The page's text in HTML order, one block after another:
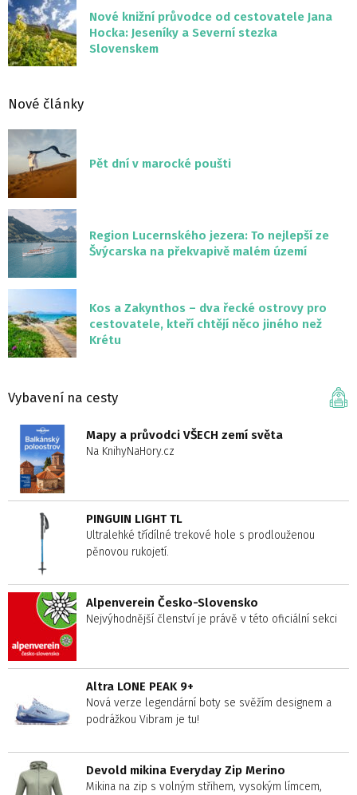
Nové knižní průvodce od cestovatele Jana
Hocka: Jeseníky a Severní stezka
Slovenskem
Nové články
Pět dní v marocké poušti
Region Lucernského jezera: To nejlepší ze
Švýcarska na překvapivě malém území
Kos a Zakynthos – dva řecké ostrovy pro
cestovatele, kteří chtějí něco jiného než
Krétu
Vybavení na cesty
Mapy a průvodci VŠECH zemí světa
Na KnihyNaHory.cz
PINGUIN LIGHT TL
Ultralehké třídílné trekové hole s prodlouženou
pěnovou rukojetí.
Alpenverein Česko-Slovensko
Nejvýhodnější členství je právě v této oficiální sekci
Altra LONE PEAK 9+
Nová verze legendární boty se svěžím designem a
podrážkou Vibram je tu!
Devold mikina Everyday Zip Merino
Mikina na zip s volným střihem, vysokým límcem,